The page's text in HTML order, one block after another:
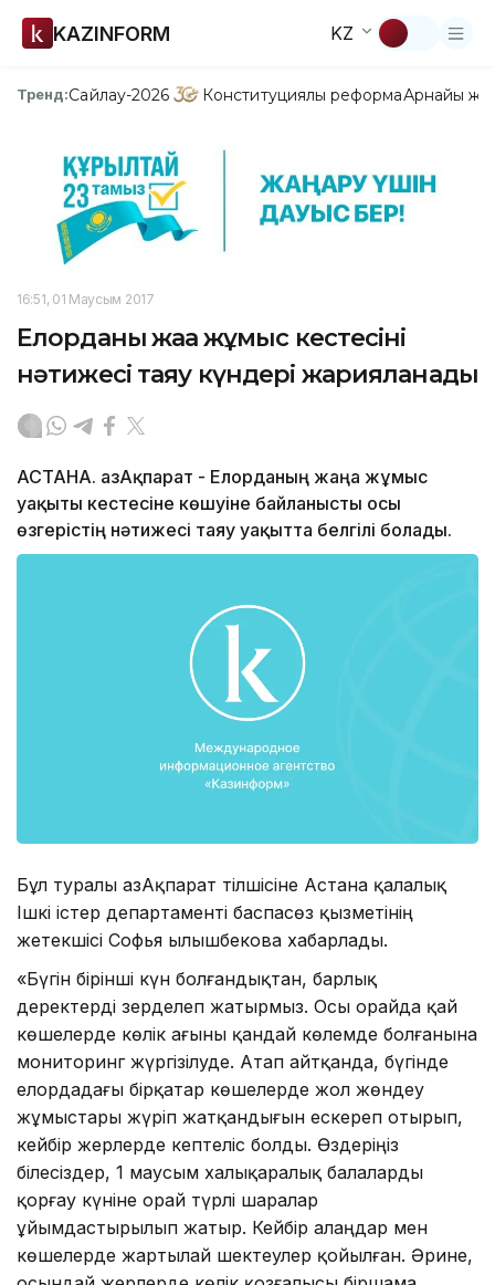
KAZINFORM KZ
Тренд:Сайлау-2026 Конституциялық реформаАрнайы
16:51, 01 Маусым 2017
Елорданың жаңа жұмыс кестесінің
нәтижесі таяу күндері жарияланады
АСТАНА. ҚазАқпарат - Елорданың жаңа жұмыс
уақыты кестесіне көшуіне байланысты осы
өзгерістің нәтижесі таяу уақытта белгілі болады.
Бұл туралы ҚазАқпарат тілшісіне Астана қалалық
Ішкі істер департаменті баспасөз қызметінің
жетекшісі Софья Қылышбекова хабарлады.
«Бүгін бірінші күн болғандықтан, барлық
деректерді зерделеп жатырмыз. Осы орайда қай
көшелерде көлік ағыны қандай көлемде болғанына
мониторинг жүргізілуде. Атап айтқанда, бүгінде
елордадағы бірқатар көшелерде жол жөндеу
жұмыстары жүріп жатқандығын ескереп отырып,
кейбір жерлерде кептеліс болды. Өздеріңіз
білесіздер, 1 маусым халықаралық балаларды
қорғау күніне орай түрлі шаралар
ұйымдастырылып жатыр. Кейбір алаңдар мен
көшелерде жартылай шектеулер қойылған. Әрине,